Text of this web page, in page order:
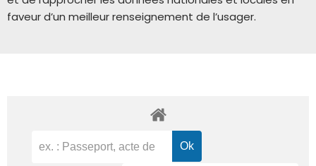
faveur d’un meilleur renseignement de l’usager.